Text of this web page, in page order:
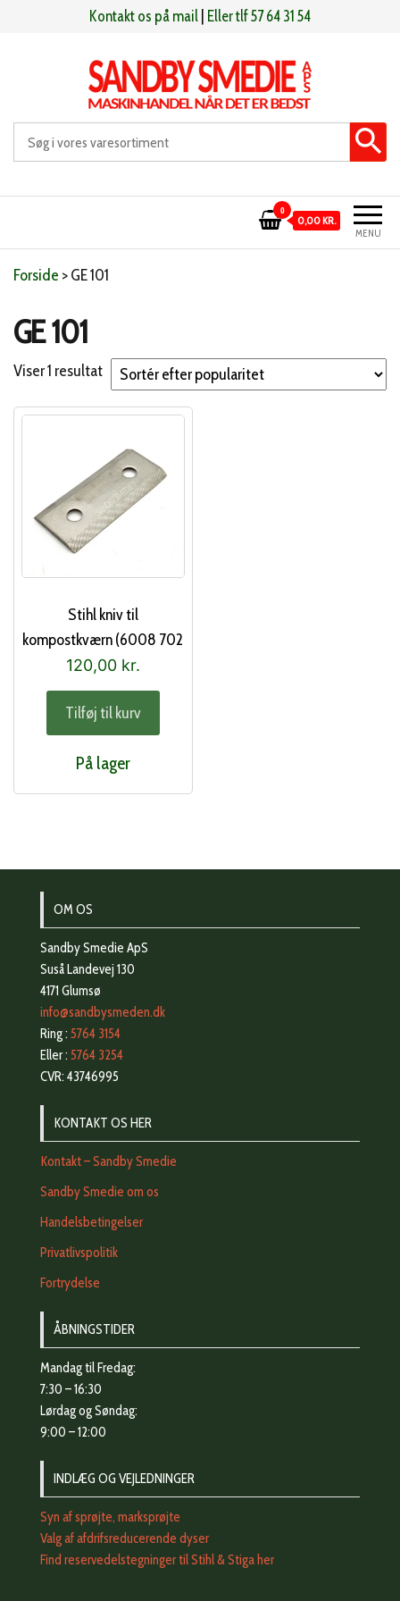
Kontakt os på mail Eller tlf 57 64 31 54
Sandby smeden Maskinhandel når det er bedst
MENU
0
0,00 KR.
Forside >GE 101
GE 101
Viser 1 resultat
Stihl kniv til
kompostkværn (6008 702
0122)
120,00 kr.
Tilføj til kurv
På lager
OM OS
Sandby Smedie ApS
Suså Landevej 130
4171 Glumsø
info@sandbysmeden.dk
Ring : 5764 3154
Eller : 5764 3254
CVR: 43746995
KONTAKT OS HER
Kontakt – Sandby Smedie
Sandby Smedie om os
Handelsbetingelser
Privatlivspolitik
Fortrydelse
ÅBNINGSTIDER
Mandag til Fredag:
7:30 – 16:30
Lørdag og Søndag:
9:00 – 12:00
INDLÆG OG VEJLEDNINGER
Syn af sprøjte, marksprøjte
Valg af afdrifsreducerende dyser
Find reservedelstegninger til Stihl & Stiga her